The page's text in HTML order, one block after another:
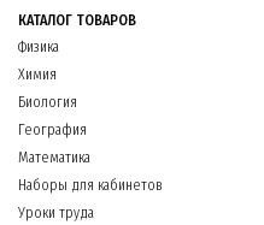
КАТАЛОГ ТОВАРОВ
Физика
Химия
Биология
География
Математика
Наборы для кабинетов
Уроки труда